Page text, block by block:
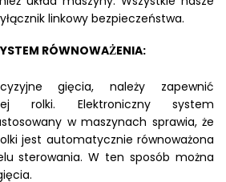
linkowy bezpieczeństwa.
RÓWNOWAŻENIA:
gięcia, należy zapewnić
rolki. Elektroniczny system
w maszynach sprawia, że
jest automatycznie równoważona
sterowania. W ten sposób można